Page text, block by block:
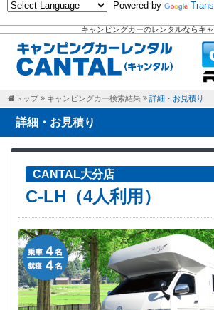
キャンピングカーのレンタルならキ
Powered by
トップ キャンピングカー検索結果 詳細・お見積り
詳細・お見積り
CANTAL大分店
C-LH（4人利用）